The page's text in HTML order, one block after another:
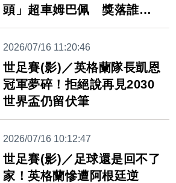
頭」超車姆巴佩 獎落誰家
仍有懸念
2026/07/16 11:20:46
世足賽(影)／英格蘭隊長凱恩
冠軍夢碎！拒絕說再見2030
世界盃仍留伏筆
2026/07/16 10:12:47
世足賽(影)／足球還是回不了
家！英格蘭慘遭阿根廷逆